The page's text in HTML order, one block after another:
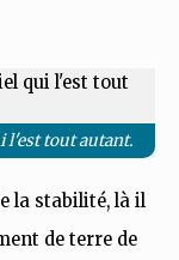
l'est tout autant.
la stabilité, là il
de terre de